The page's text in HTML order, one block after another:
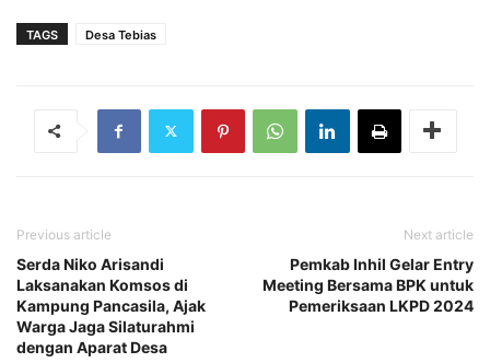
TAGS Desa Tebias
Previous article
Serda Niko Arisandi
Laksanakan Komsos di
Kampung Pancasila, Ajak
Warga Jaga Silaturahmi
dengan Aparat Desa
Next article
Pemkab Inhil Gelar Entry
Meeting Bersama BPK untuk
Pemeriksaan LKPD 2024